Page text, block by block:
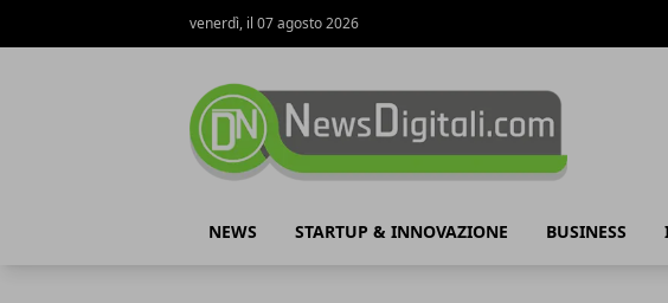
venerdì, il 07 agosto 2026
NEWS STARTUP & INNOVAZIONE BUSINESS